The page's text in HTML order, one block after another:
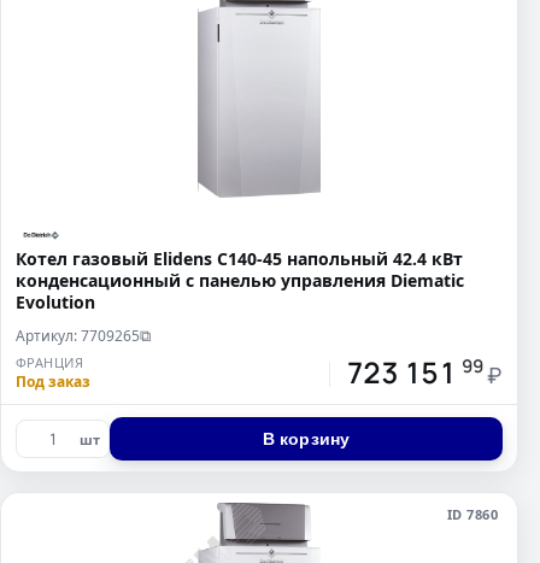
Котел газовый Elidens C140-45 напольный 42.4 кВт
конденсационный с панелью управления Diematic
Evolution
Артикул: 7709265⧉
ФРАНЦИЯ
Под заказ 723 151 99 ₽
шт В корзину
ID 7860